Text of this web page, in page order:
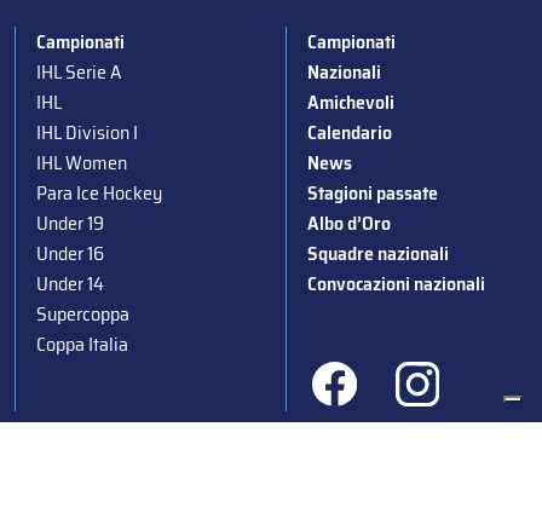
Campionati
IHL Serie A
IHL
IHL Division I
IHL Women
Para Ice Hockey
Under 19
Under 16
Under 14
Supercoppa
Coppa Italia
Campionati
Nazionali
Amichevoli
Calendario
News
Stagioni passate
Albo d’Oro
Squadre nazionali
Convocazioni nazionali